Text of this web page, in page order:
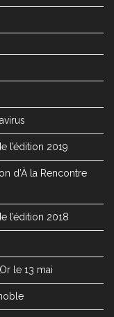
l’édition 2019
d’À la Rencontre
l’édition 2018
le 13 mai